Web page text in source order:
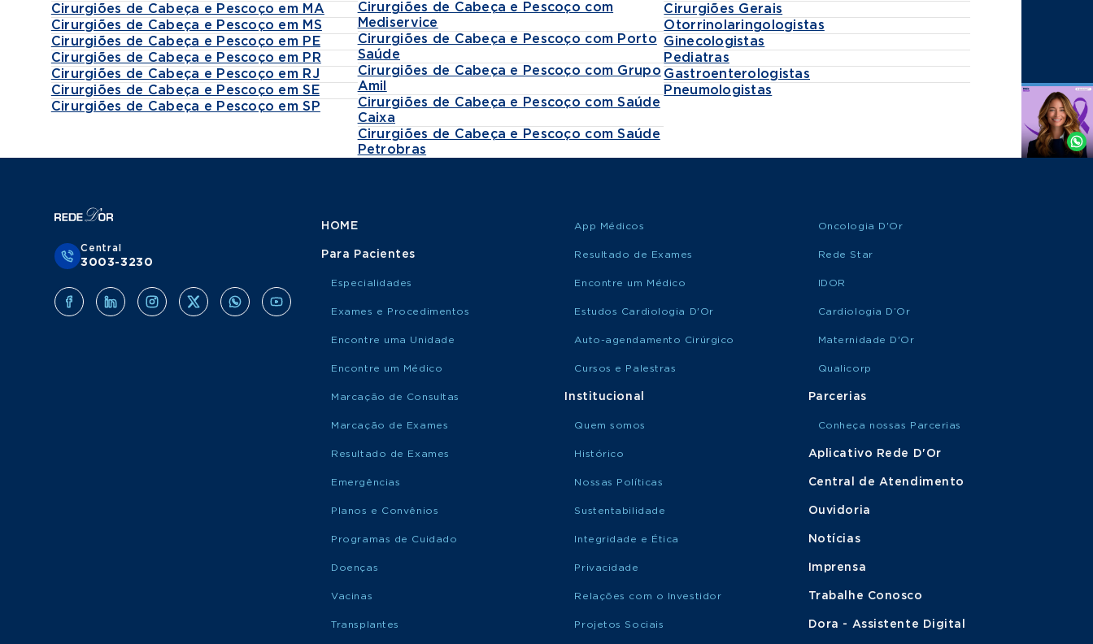
Cirurgiões de Cabeça e Pescoço em MA
Cirurgiões de Cabeça e Pescoço em MS
Cirurgiões de Cabeça e Pescoço em PE
Cirurgiões de Cabeça e Pescoço em PR
Cirurgiões de Cabeça e Pescoço em RJ
Cirurgiões de Cabeça e Pescoço em SE
Cirurgiões de Cabeça e Pescoço em SP
Cirurgiões de Cabeça e Pescoço com
Mediservice
Cirurgiões de Cabeça e Pescoço com Porto
Saúde
Cirurgiões de Cabeça e Pescoço com Grupo
Amil
Cirurgiões de Cabeça e Pescoço com Saúde
Caixa
Cirurgiões de Cabeça e Pescoço com Saúde
Petrobras
Cirurgiões Gerais
Otorrinolaringologistas
Ginecologistas
Pediatras
Gastroenterologistas
Pneumologistas
Agende
Whatsapp
Central
3003-3230
HOME
Para Pacientes
Especialidades
Exames e Procedimentos
Encontre uma Unidade
Encontre um Médico
Marcação de Consultas
Marcação de Exames
Resultado de Exames
Emergências
Planos e Convênios
Programas de Cuidado
Doenças
Vacinas
Transplantes
App Médicos
Resultado de Exames
Encontre um Médico
Estudos Cardiologia D'Or
Auto-agendamento Cirúrgico
Cursos e Palestras
Institucional
Quem somos
Histórico
Nossas Políticas
Sustentabilidade
Integridade e Ética
Privacidade
Relações com o Investidor
Projetos Sociais
Oncologia D'Or
Rede Star
IDOR
Cardiologia D’Or
Maternidade D'Or
Qualicorp
Parcerias
Conheça nossas Parcerias
Aplicativo Rede D'Or
Central de Atendimento
Ouvidoria
Notícias
Imprensa
Trabalhe Conosco
Dora - Assistente Digital